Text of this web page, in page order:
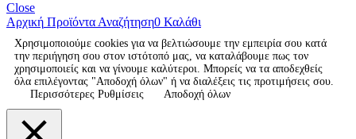
Close
Αρχική Προϊόντα Αναζήτηση0 Καλάθι
Χρησιμοποιούμε cookies για να βελτιώσουμε την εμπειρία σου κατά
την περιήγηση σου στον ιστότοπό μας, να καταλάβουμε πως τον
χρησιμοποιείς και να γίνουμε καλύτεροι. Μπορείς να τα αποδεχθείς
όλα επιλέγοντας "Αποδοχή όλων" ή να διαλέξεις τις προτιμήσεις σου.
Περισσότερες Ρυθμίσεις
Αποδοχή όλων